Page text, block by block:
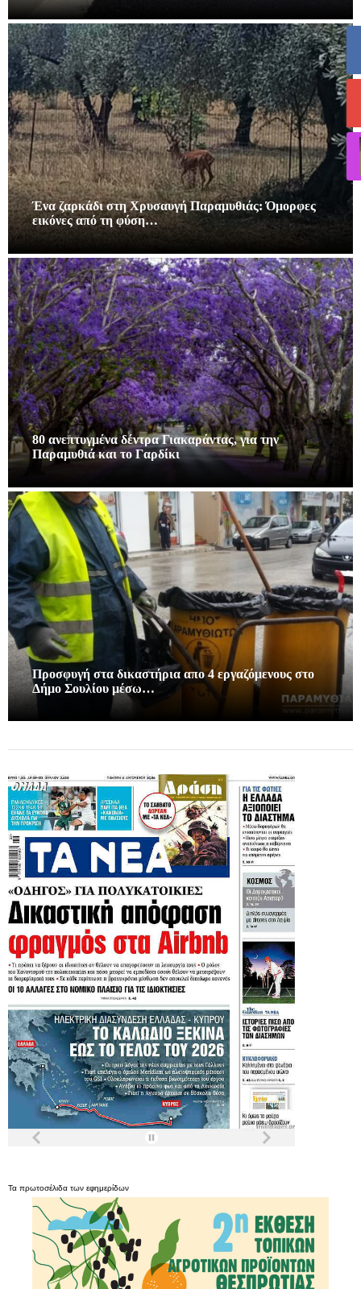
Ένα ζαρκάδι στη Χρυσαυγή Παραμυθιάς: Όμορφες
εικόνες από τη φύση…
80 ανεπτυγμένα δέντρα Γιακαράντας, για την
Παραμυθιά και το Γαρδίκι
Προσφυγή στα δικαστήρια απο 4 εργαζόμενους στο
Δήμο Σουλίου μέσω…
Τα πρωτοσέλιδα των εφημερίδων